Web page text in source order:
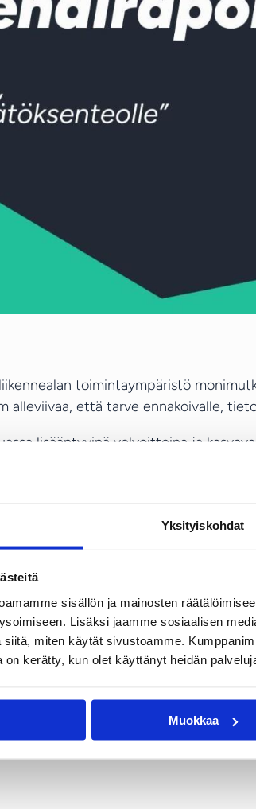
Yksityiskohdat
sisällön ja mainosten
Lisäksi jaamme sosiaalisen
siitä, miten käytät sivustoamme.
on kerätty, kun olet käyttänyt heidän
Muokkaa
toimintaympäristö
alleviivaa, että tarve ennakoivalle,
lisääntyvinä velvoitteina ja
kuljetusyrityksen johdon ja
säilyy
lisäävät
tieto lisää operatiivista
kilpailuetu
roolia. Kuljetusyrityksessä